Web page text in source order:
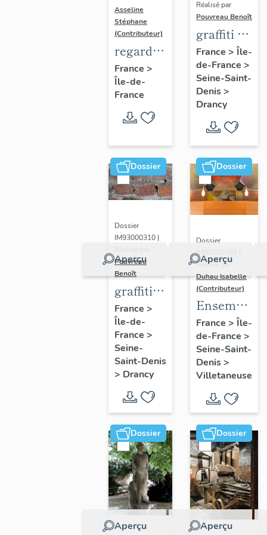
Asseline
Stéphane
(Contributeur)
regard
photographique
sur les
paysages
de la
de
France.
France >
Île-de-
France
Réalisé par
Pouvreau Benoît
graffiti de
chambrée
sur
revers de
façade
France > Île-
de-France >
Seine-Saint-
Denis>
Drancy
Dossier
Aperçu
Dossier
IM93000310 |
Pouvreau
Benoît
graffiti
sur murs
et
charpentes
des
"caves-
prisons
France >
Île-de-
France >
Seine-
Saint-Denis
> Drancy
Dossier
Aperçu
Dossier
IM93000389 |
Réalisé par
Duhau Isabelle
(Contributeur)
Ensemble
de deux
décors
France > Île-
de-France >
Seine-Saint-
Denis>
Villetaneuse
Dossier
Aperçu
Dossier
Aperçu